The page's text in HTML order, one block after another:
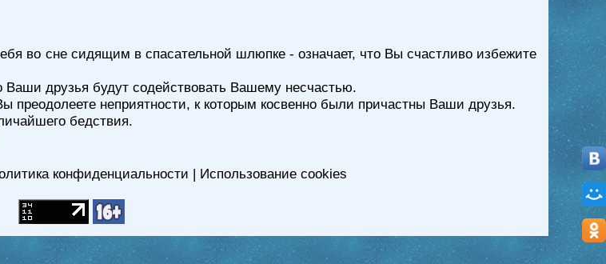
во сне сидящим в спасательной шлюпке - означает, что Вы счастливо избежите
друзья будут содействовать Вашему несчастью.
преодолеете неприятности, к которым косвенно были причастны Ваши друзья.
бедствия.
конфиденциальности | Использование cookies